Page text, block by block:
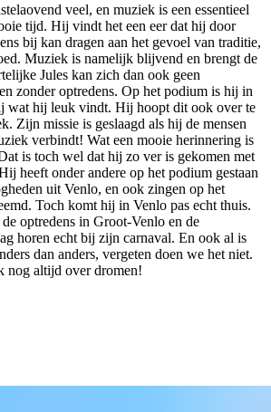
veel, en muziek is een essentieel
tijd. Hij vindt het een eer dat hij door
bij kan dragen aan het gevoel van traditie,
Muziek is namelijk blijvend en brengt de
Jules kan zich dan ook geen
zonder optredens. Op het podium is hij in
wat hij leuk vindt. Hij hoopt dit ook over te
Zijn missie is geslaagd als hij de mensen
verbindt! Wat een mooie herinnering is
is toch wel dat hij zo ver is gekomen met
heeft onder andere op het podium gestaan
uit Venlo, en ook zingen op het
Toch komt hij in Venlo pas echt thuis.
optredens in Groot-Venlo en de
horen echt bij zijn carnaval. En ook al is
dan anders, vergeten doen we het niet.
nog altijd over dromen!